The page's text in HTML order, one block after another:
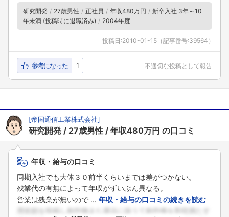
フォローしました
こちらの企業もフォローしませんか？
研究開発 27歳男性 正社員 年収480万円
新卒入社 3年～10
年未満 (投稿時に退職済み)
2004年度
投稿日:2010-01-15 （記事番号:39564 ）
参考になった 1 不適切な投稿として報告
[帝国通信工業株式会社]
研究開発 27歳男性 年収480万円 の口コミ
年収・給与の口コミ
同期入社でも大体３０前半くらいまでは差がつかない。
残業代の有無によって年収がずいぶん異なる。
営業は残業が無いので ... 年収・給与の口コミの続きを読む